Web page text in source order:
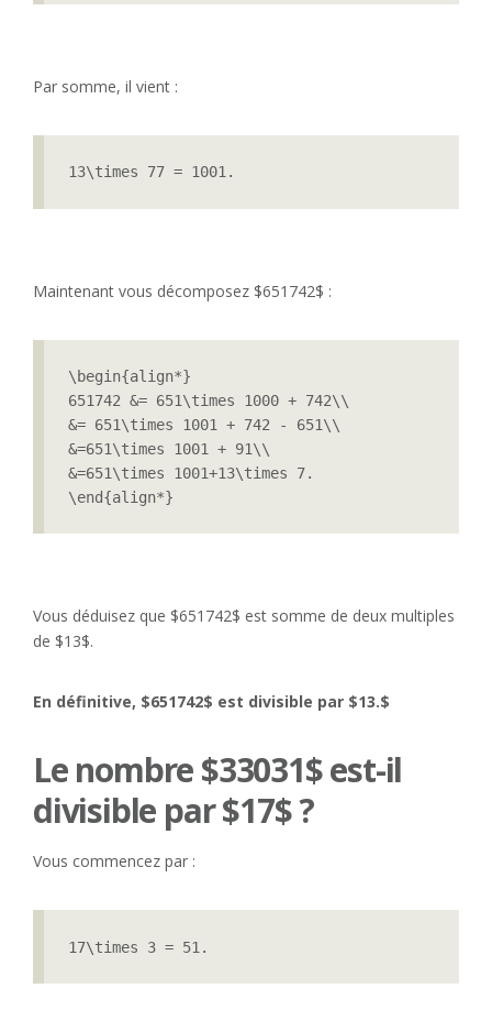
Par somme, il vient :
13\times 77 = 1001.
Maintenant vous décomposez $651742$ :
\begin{align*}
651742 &= 651\times 1000 + 742\\
&= 651\times 1001 + 742 - 651\\
&=651\times 1001 + 91\\
&=651\times 1001+13\times 7.
Vous déduisez que $651742$ est somme de deux multiples
de $13$.
En définitive, $651742$ est divisible par $13.$
Le nombre $33031$ est-il
divisible par $17$ ?
Vous commencez par :
17\times 3 = 51.